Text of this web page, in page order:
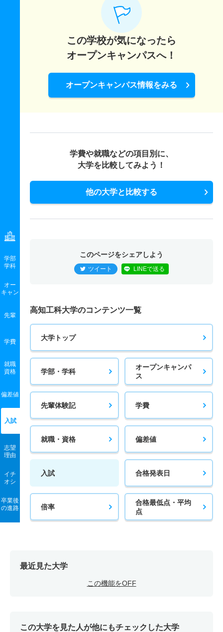
学部
学科
オー
キャン
先輩
学費
就職
資格
偏差値
入試
志望
理由
イチ
オシ
卒業後
の進路
この学校が気になったら
オープンキャンパスへ！
オープンキャンパス情報をみる
学費や就職などの項目別に、
大学を比較してみよう！
他の大学と比較する
このページをシェアしよう
ツイート LINEで送る
高知工科大学のコンテンツ一覧
大学トップ
学部・学科
オープンキャンパ
ス
先輩体験記 学費
就職・資格 偏差値
入試 合格発表日
倍率
合格最低点・平均
点
最近見た大学
この機能をOFF
この大学を見た人が他にもチェックした大学